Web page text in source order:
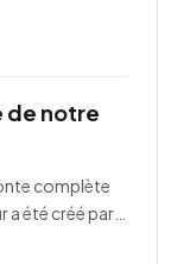
de notre
complète
a été créé par